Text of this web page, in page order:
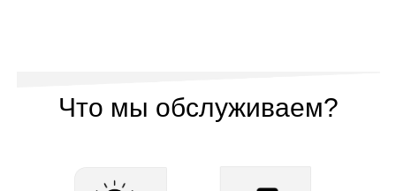
Что мы обслуживаем?